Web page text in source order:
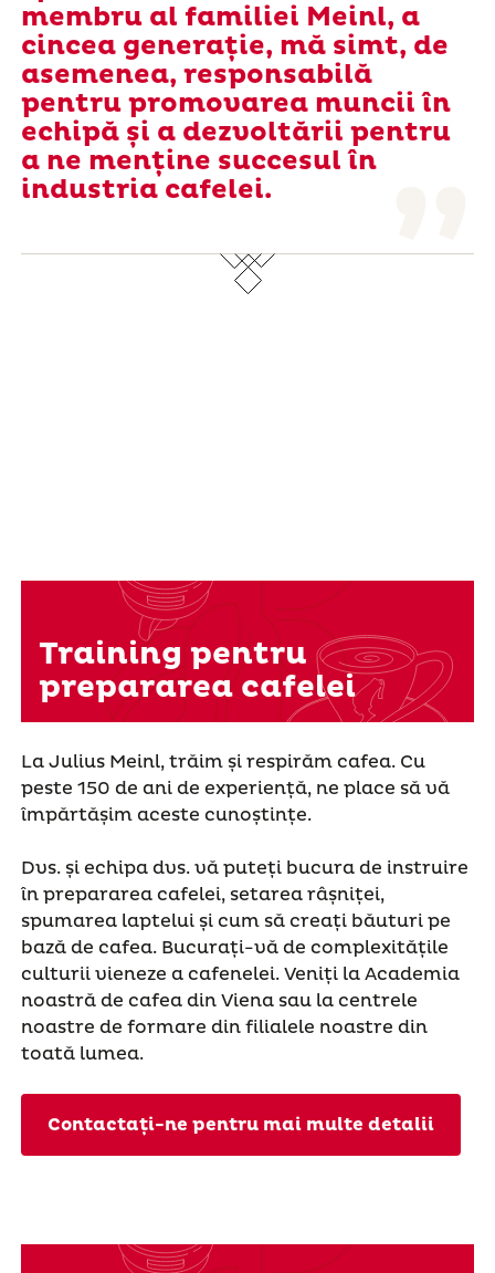
membru al familiei Meinl, a
cincea generație, mă simt, de
asemenea, responsabilă
pentru promovarea muncii în
echipă și a dezvoltării pentru
a ne menține succesul în
industria cafelei.
La Julius Meinl, trăim și respirăm cafea. Cu
peste 150 de ani de experiență, ne place să vă
împărtășim aceste cunoștințe.
Dvs. și echipa dvs. vă puteți bucura de instruire
în prepararea cafelei, setarea râșniței,
spumarea laptelui și cum să creați băuturi pe
bază de cafea. Bucurați-vă de complexitățile
culturii vieneze a cafenelei. Veniți la Academia
noastră de cafea din Viena sau la centrele
noastre de formare din filialele noastre din
toată lumea.
Contactați-ne pentru mai multe detalii
Training pentru
prepararea cafelei